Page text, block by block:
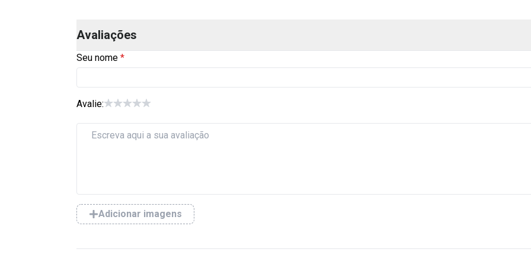
Avaliações
Seu nome
Avalie:
Adicionar imagens